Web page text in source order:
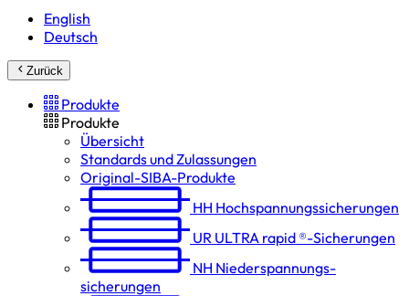
English
Deutsch
Zurück
Produkte
Produkte
Übersicht
Standards und Zulassungen
Original-SIBA-Produkte
HH Hochspannungs­sicherungen
UR ULTRA rapid ®-Sicherungen
NH Niederspannungs­
sicherungen